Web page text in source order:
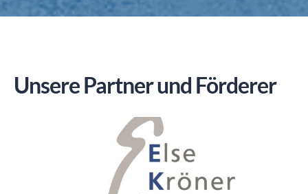
Unsere Partner und Förderer